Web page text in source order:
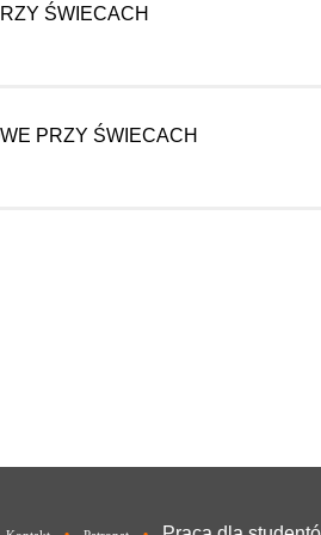
ŚWIECACH
PRZY ŚWIECACH